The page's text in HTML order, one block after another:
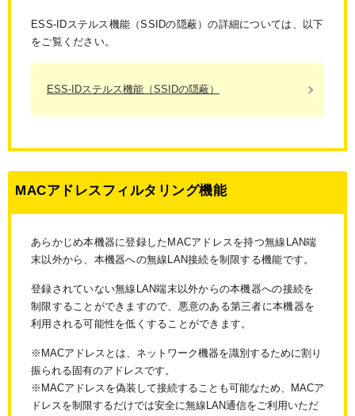
ESS-IDステルス機能（SSIDの隠蔽）の詳細については、以下
をご覧ください。
ESS-IDステルス機能（SSIDの隠蔽）
MACアドレスフィルタリング機能
あらかじめ本機器に登録したMACアドレスを持つ無線LAN端
末以外から、本機器への無線LAN接続を制限する機能です。
登録されていない無線LAN端末以外からの本機器への接続を
制限することができますので、悪意のある第三者に本機器を
利用される可能性を低くすることができます。
※MACアドレスとは、ネットワーク機器を識別するために割り
振られる固有のアドレスです。
※MACアドレスを偽装して接続することも可能なため、MACア
ドレスを制限するだけでは安全に無線LAN通信をご利用いただ